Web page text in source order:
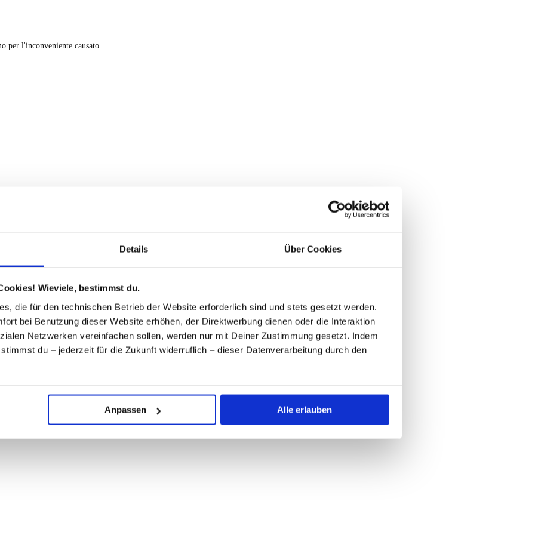
Details Über Cookies
Wieviele, bestimmst du.
die für den technischen Betrieb der Website erforderlich sind und stets gesetzt werden.
bei Benutzung dieser Website erhöhen, der Direktwerbung dienen oder die Interaktion
Netzwerken vereinfachen sollen, werden nur mit Deiner Zustimmung gesetzt. Indem
du – jederzeit für die Zukunft widerruflich – dieser Datenverarbeitung durch den
Anpassen Alle erlauben
per l'inconveniente causato.